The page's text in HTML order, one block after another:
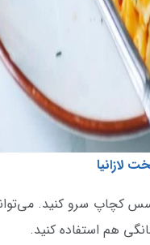
لازانیا
با سس کچاپ سرو کنید.
هم استفاده کنید.